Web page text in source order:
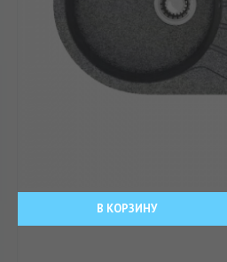
В КОРЗИНУ